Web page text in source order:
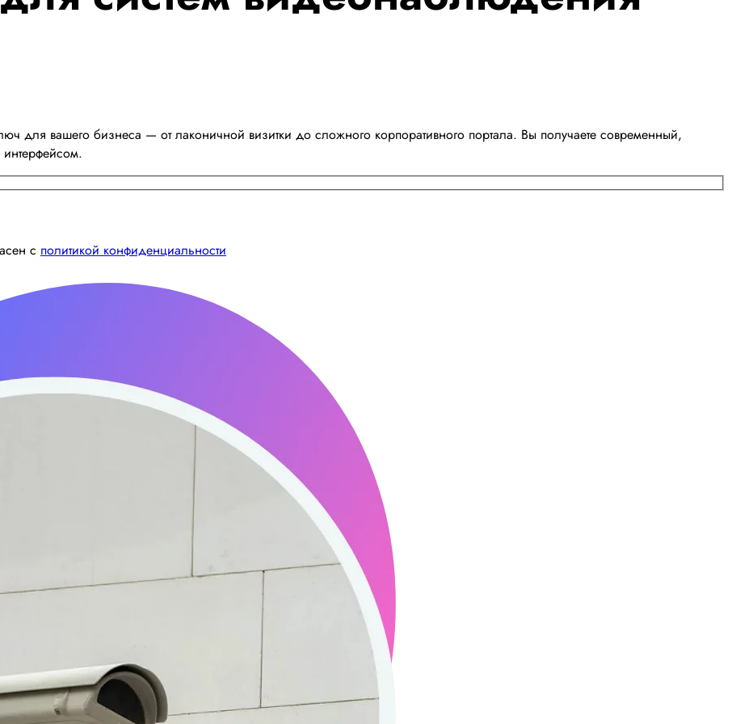
для вашего бизнеса — от лаконичной визитки до сложного корпоративного портала. Вы получаете современный,
с политикой конфиденциальности